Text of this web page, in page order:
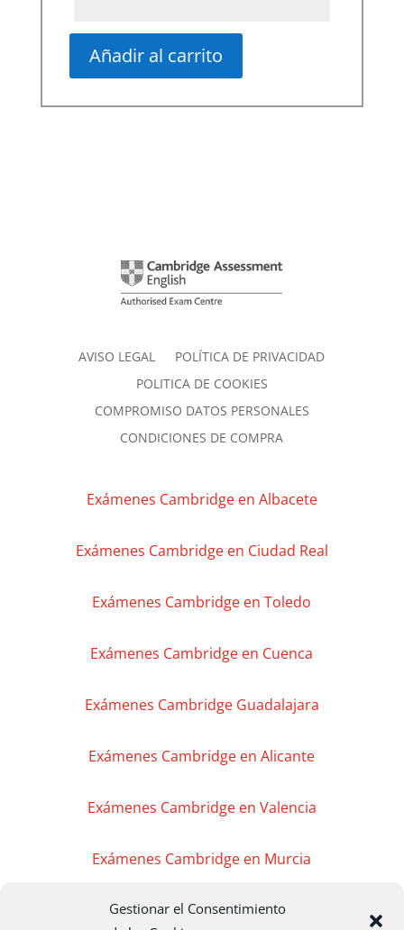
Gestionar el Consentimiento
Añadir al carrito
AVISO LEGAL
POLÍTICA DE PRIVACIDAD
POLITICA DE COOKIES
COMPROMISO DATOS PERSONALES
CONDICIONES DE COMPRA
Exámenes Cambridge en Albacete
Exámenes Cambridge en Ciudad Real
Exámenes Cambridge en Toledo
Exámenes Cambridge en Cuenca
Exámenes Cambridge Guadalajara
Exámenes Cambridge en Alicante
Exámenes Cambridge en Valencia
Exámenes Cambridge en Murcia
Exámenes Cambridge en Madrid